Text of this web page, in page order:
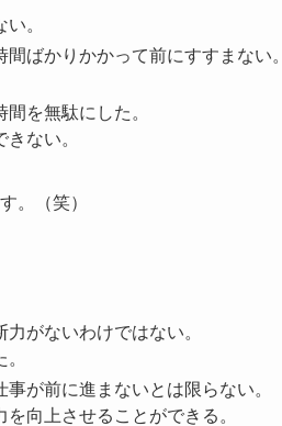
。
ばかりかかって前にすすまない。
を無駄にした。
ない。
。（笑）
がないわけではない。
が前に進まないとは限らない。
向上させることができる。